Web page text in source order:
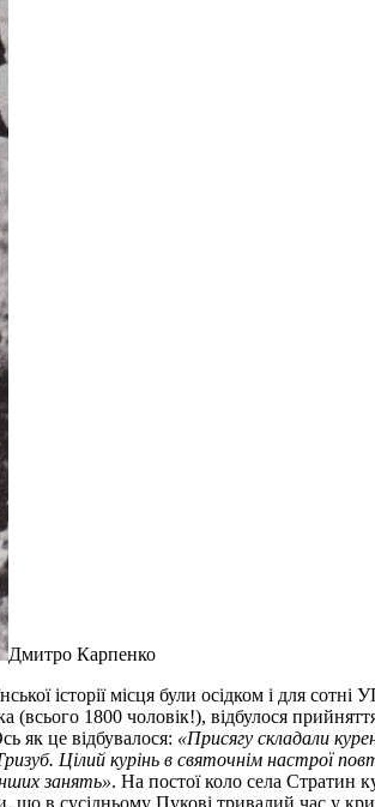
Дмитро Карпенко
історії місця були осідком і для
(всього 1800 чоловік!), відбулося
як це відбувалося: «Присягу складали
Цілий курінь в святочнім настрої
занять». На постої коло села Стратин
що в сусідньому Пукові тривалий час у